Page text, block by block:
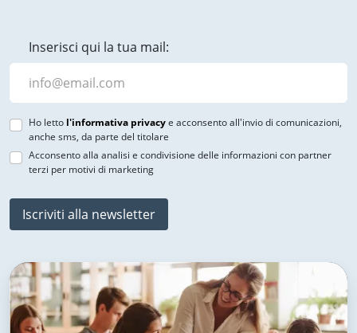
Inserisci qui la tua mail:
Ho letto l'informativa privacye acconsento all'invio di comunicazioni,
anche sms, da parte del titolare
Acconsento alla analisi e condivisione delle informazioni con partner
terzi per motivi di marketing
Iscriviti alla newsletter